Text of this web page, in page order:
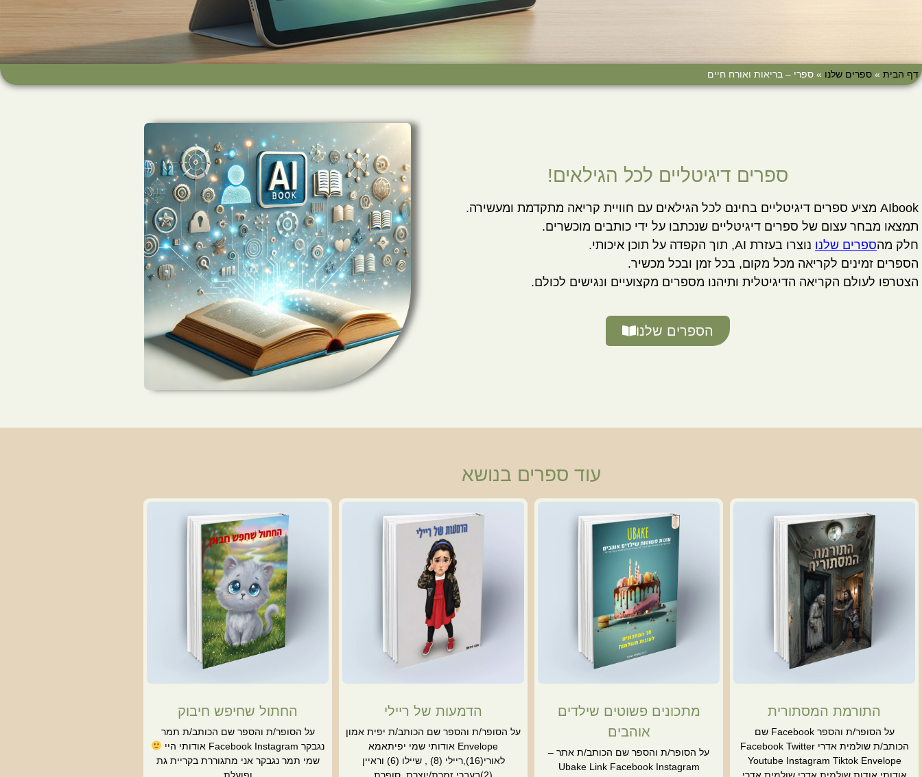
דף הבית » ספרים שלנו » ספרי – בריאות ואורח חיים
ספרים דיגיטליים לכל הגילאים!
AIbook מציע ספרים דיגיטליים בחינם לכל הגילאים עם חוויית קריאה מתקדמת ומעשירה.
תמצאו מבחר עצום של ספרים דיגיטליים שנכתבו על ידי כותבים מוכשרים.
חלק מהספרים שלנו נוצרו בעזרת AI, תוך הקפדה על תוכן איכותי.
הספרים זמינים לקריאה מכל מקום, בכל זמן ובכל מכשיר.
הצטרפו לעולם הקריאה הדיגיטלית ותיהנו מספרים מקצועיים ונגישים לכולם.
הספרים שלנו
עוד ספרים בנושא
התורמת המסתורית
על הסופר/ת והספר Facebook שם
הכותב/ת שולמית אדרי Facebook Twitter
Youtube Instagram Tiktok Envelope
אודותי אודות שולמית אדרי שולמית אדרי
מתכונים פשוטים שילדים
אוהבים
על הסופר/ת והספר שם הכותב/ת אתר –
Ubake Link Facebook Instagram
הדמעות של ריילי
על הסופר/ת והספר שם הכותב/ת יפית אמון
Envelope אודותי שמי יפיתאמא
לאורי(16),ריילי (8) , שיילו (6) וראיין
(2)בעברי זמרת/יוצרת, סופרת
החתול שחיפש חיבוק
על הסופר/ת והספר שם הכותב/ת תמר
נגבקר Facebook Instagram אודותי היי
שמי תמר נגבקר אני מתגוררת בקריית גת
ופועלת